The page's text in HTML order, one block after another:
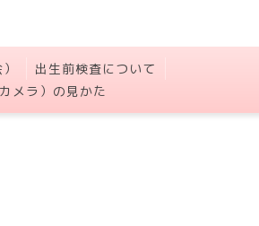
出生前検査について
メラ）の見かた